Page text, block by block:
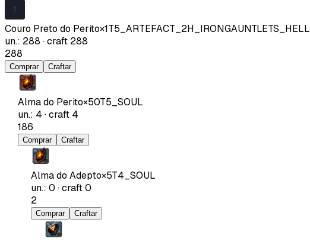
Couro Preto do Perito×1T5_ARTEFACT_2H_IRONGAUNTLETS_HELL
un.: 288 ·craft 288
288
Comprar Craftar
Alma do Perito×50T5_SOUL
un.: 4 ·craft 4
186
Comprar Craftar
Alma do Adepto×5T4_SOUL
un.: 0 ·craft0
2
Comprar Craftar